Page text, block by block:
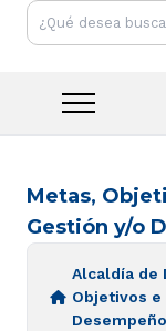
Metas,
Gestión y/o
Alcaldía de
Objetivos e
Desempeño